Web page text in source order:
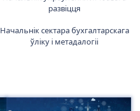
развіцця
Начальнік сектара бухгалтарскага
ўліку і метадалогіі